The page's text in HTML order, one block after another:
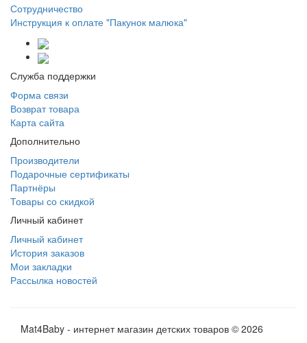
Сотрудничество
Инструкция к оплате "Пакунок малюка"
Служба поддержки
Форма связи
Возврат товара
Карта сайта
Дополнительно
Производители
Подарочные сертификаты
Партнёры
Товары со скидкой
Личный кабинет
Личный кабинет
История заказов
Мои закладки
Рассылка новостей
Mat4Baby - интернет магазин детских товаров © 2026